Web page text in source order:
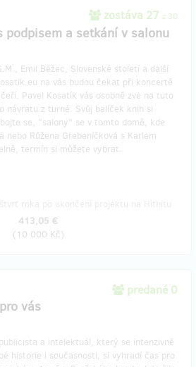
zostáva 27 z 30
podpisem a setkání v salonu
Emil Běžec, Slovenské století a další
na vás budou čekat při koncertě
Pavel Kosatík vás osobně zve na tuto
návratu z turné. Svůj balíček knih si
se, "salony" se v tomto domě, kde
nebo Růžena Grebeníčková s Karlem
termín si můžete vybrat.
413,05 €
(10 000 Kč)
predané 0
vás
a intelektuál, který se intenzivně
historie i současnosti, si vyhradí čas pro